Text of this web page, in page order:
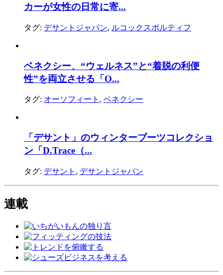
カーが女性の日常に寄...
タグ: デサントジャパン, ルコックスポルティフ
ベネクシー、“ウェルネス”と“着脱の利便
性”を両立させる「O...
タグ: オーソフィート , ベネクシー
「デサント」のウィンターブーツコレクショ
ン「D.Trace（...
タグ: デサント , デサントジャパン
連載